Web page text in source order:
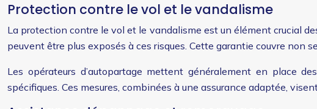
Protection contre le vol et le vandalisme
La protection contre le vol et le vandalisme est un élément crucial
peuvent être plus exposés à ces risques. Cette garantie couvre non
Les opérateurs d’autopartage mettent généralement en place
spécifiques. Ces mesures, combinées à une assurance adaptée,